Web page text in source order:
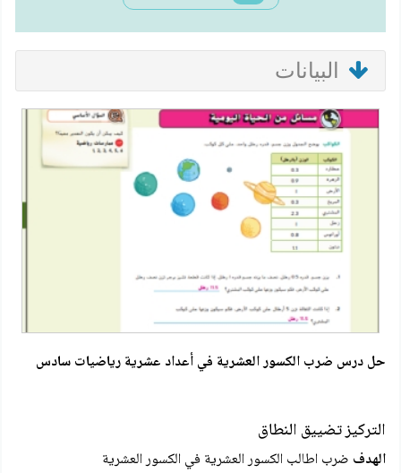
البيانات
حل درس ضرب الكسور العشرية في أعداد عشرية رياضيات سادس
التركيز تضييق النطاق
الهدف ضرب اطالب الكسور العشرية في الكسور العشرية